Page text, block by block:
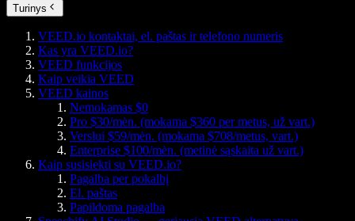
Turinys
VEED.io kontaktai, el. paštas ir telefono numeris
Kas yra VEED.io?
VEED funkcijos
Kaip veikia VEED
VEED kainos
Nemokamas $0
Pro $30/mėn. (mokama $360 per metus, už vart.)
Verslui $59/mėn. (mokama $708/metus, vart.)
Enterprise $100/mėn. (metinė sąskaita už vart.)
Kaip susisiekti su VEED.io?
Pagalba per pokalbį
El. paštas
Papildoma pagalba